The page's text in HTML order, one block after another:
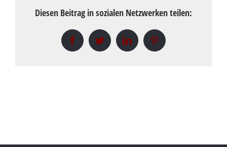
Diesen Beitrag in sozialen Netzwerken teilen:
FacebookTwitterLinkedInPinterest